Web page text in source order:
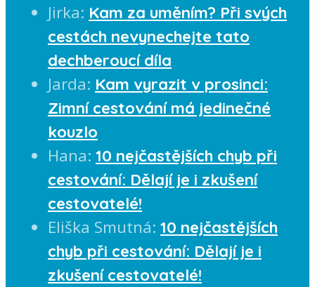
Jirka: Kam za uměním? Při svých
cestách nevynechejte tato
dechberoucí díla
Jarda: Kam vyrazit v prosinci:
Zimní cestování má jedinečné
kouzlo
Hana: 10 nejčastějších chyb při
cestování: Dělají je i zkušení
cestovatelé!
Eliška Smutná: 10 nejčastějších
chyb při cestování: Dělají je i
zkušení cestovatelé!